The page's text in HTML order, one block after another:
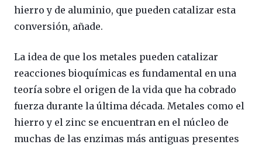
hierro y de aluminio, que pueden catalizar esta
conversión, añade.
La idea de que los metales pueden catalizar
reacciones bioquímicas es fundamental en una
teoría sobre el origen de la vida que ha cobrado
fuerza durante la última década. Metales como el
hierro y el zinc se encuentran en el núcleo de
muchas de las enzimas más antiguas presentes